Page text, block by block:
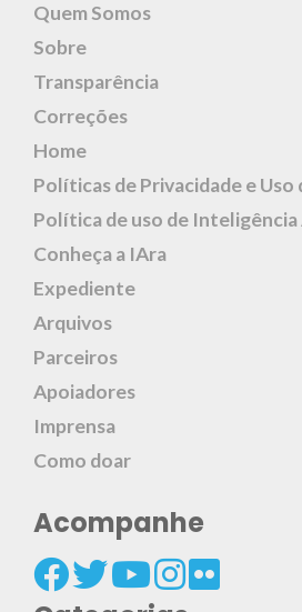
Quem Somos
Sobre
Transparência
Correções
Home
Políticas de Privacidade e Uso
Política de uso de
Conheça a IAra
Expediente
Arquivos
Parceiros
Apoiadores
Imprensa
Como doar
Acompanhe